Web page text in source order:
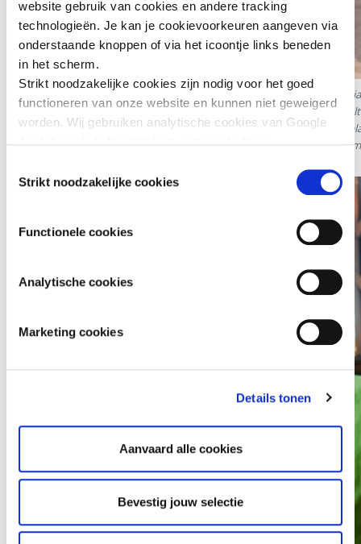
website gebruik van cookies en andere tracking
technologieën. Je kan je cookievoorkeuren aangeven via
onderstaande knoppen of via het icoontje links beneden
in het scherm.
Strikt noodzakelijke cookies zijn nodig voor het goed
functioneren van onze website en kunnen niet geweigerd
worden. Wij gebruiken analytische cookies van Google
zorgen ervoor dat je de embedded video’s van YouTube
spamfilter te activeren. Wij en onze partners gebruiken
marketingcookies om je surfgedrag in kaart te brengen
er meer over in onze
Strikt noodzakelijke cookies
Functionele cookies
Analytische cookies
Marketing cookies
Details tonen
Aanvaard alle cookies
Bevestig jouw selectie
Working in partnership with Plan International, the Kotof El-Khair
population is currently displaced and living in tents or overcrowded
standard dry food parcels. Managed by local Gazans who are often
often rice-based dishes with meat or vegetables, to feed hundreds of